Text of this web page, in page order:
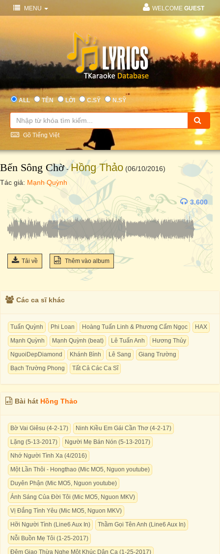
MENU WELCOME GUEST
ALL TÊN LỜI C.SỸ N.SỸ
Gõ Tiếng Việt
Bến Sông Chờ-Hồng Thảo (06/10/2016)
Tác giả: Mạnh Quỳnh
3.600
Tải về Thêm vào album
Các ca sĩ khác
Tuấn Quỳnh Phi Loan Hoàng Tuấn Linh & Phương Cẩm Ngọc
HAX
Mạnh Quỳnh
Mạnh Quỳnh (beat) Lê Tuấn Anh
Hương Thủy
NguoiDepDiamond
Khánh Bình Lê Sang
Giang Trường
Bạch Trường Phong
Tất Cả Các Ca Sĩ
Bài hát Hồng Thảo
Bờ Vai Giêsu (4-2-17)
Ninh Kiều Em Gái Cần Thơ (4-2-17)
Lặng (5-13-2017)
Người Mẹ Bán Nón (5-13-2017)
Nhớ Người Tình Xa (4/2016)
Một Lần Thôi - Hongthao (Mic MO5, Nguon youtube)
Duyên Phận (Mic MO5, Nguon youtube)
Ánh Sáng Của Đời Tôi (Mic MO5, Nguon MKV)
Vị Đắng Tình Yêu (Mic MO5, Nguon MKV)
Hỡi Người Tình (Line6 Aux In)
Thầm Gọi Tên Anh (Line6 Aux In)
Nỗi Buồn Mẹ Tôi (1-25-2017)
Đêm Giao Thừa Nghe Một Khúc Dân Ca (1-25-2017)